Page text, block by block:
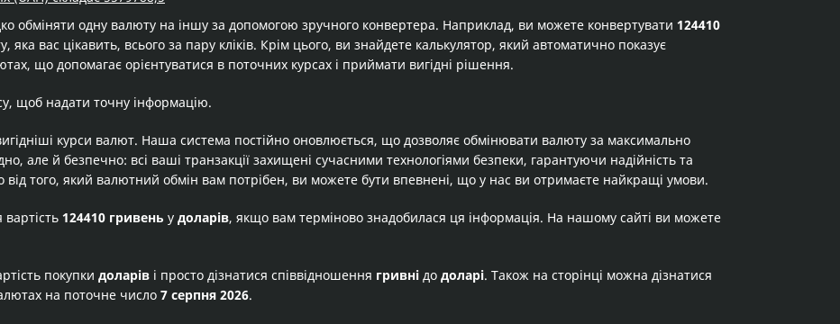
обміняти одну валюту на іншу за допомогою зручного конвертера. Наприклад, ви можете конвертувати 124410
яка вас цікавить, всього за пару кліків. Крім цього, ви знайдете калькулятор, який автоматично показує
що допомагає орієнтуватися в поточних курсах і приймати вигідні рішення.
щоб надати точну інформацію.
курси валют. Наша система постійно оновлюється, що дозволяє обмінювати валюту за максимально
але й безпечно: всі ваші транзакції захищені сучасними технологіями безпеки, гарантуючи надійність та
від того, який валютний обмін вам потрібен, ви можете бути впевнені, що у нас ви отримаєте найкращі умови.
124410 гривень у доларів, якщо вам терміново знадобилася ця інформація. На нашому сайті ви можете
покупки доларів і просто дізнатися співвідношення гривні до доларі. Також на сторінці можна дізнатися
на поточне число 7 серпня 2026.